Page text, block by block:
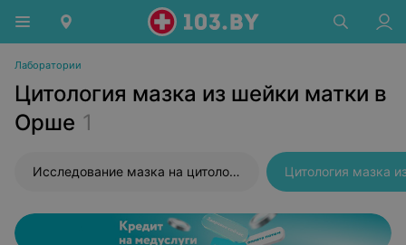
Лаборатории
Цитология мазка из шейки матки в
Орше 1
Исследование мазка на цитологию Цитология мазка